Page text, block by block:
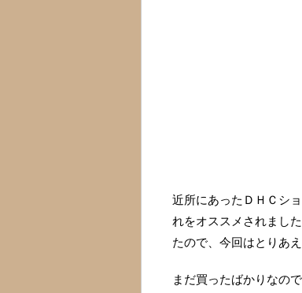
近所にあったＤＨＣシ
れをオススメされまし
たので、今回はとりあ
まだ買ったばかりなの